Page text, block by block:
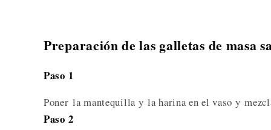
Preparación de las galletas de masa
Paso 1
Poner la mantequilla y la harina en el vaso y
Paso 2